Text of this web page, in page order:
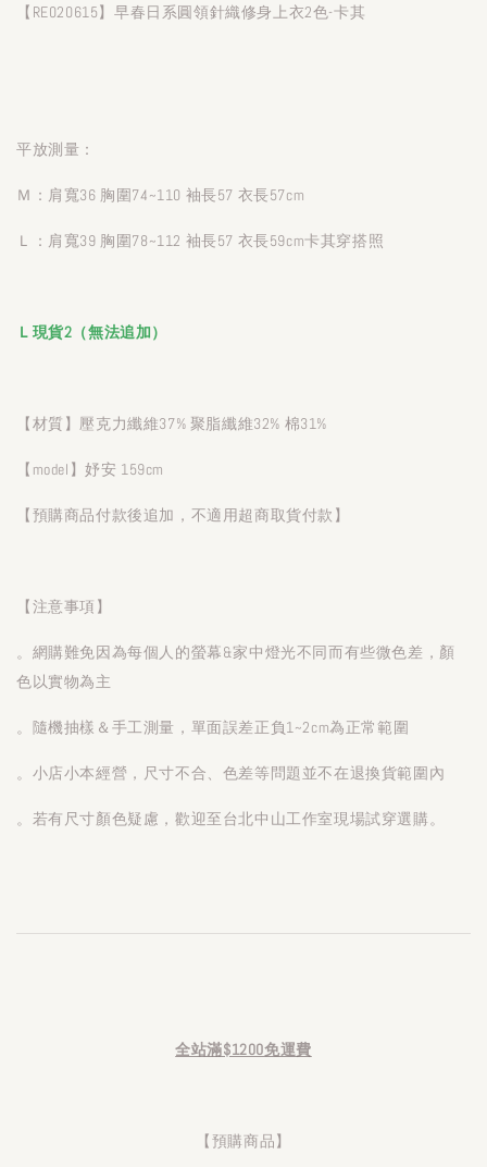
【RE020615】早春日系圓領針織修身上衣2色-卡其
平放測量：
Ｍ：肩寬36 胸圍74~110 袖長57 衣長57cm
Ｌ：肩寬39 胸圍78~112 袖長57 衣長59cm卡其穿搭照
Ｌ現貨2（無法追加）
【材質】壓克力纖維37% 聚脂纖維32% 棉31%
【model】妤安 159cm
【預購商品付款後追加，不適用超商取貨付款】
【注意事項】
。網購難免因為每個人的螢幕&家中燈光不同而有些微色差，顏
色以實物為主
。隨機抽樣＆手工測量，單面誤差正負1~2cm為正常範圍
。小店小本經營，尺寸不合、色差等問題並不在退換貨範圍內
。若有尺寸顏色疑慮，歡迎至台北中山工作室現場試穿選購。
全站滿$1200免運費
【預購商品】